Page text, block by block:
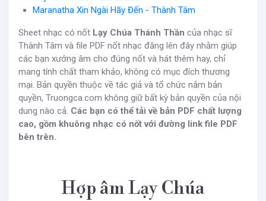
Maranatha Xin Ngài Hãy Đến - Thành Tâm
Sheet nhạc có nốt Lạy Chúa Thánh Thần của nhạc sĩ
Thành Tâm và file PDF nốt nhạc đăng lên đây nhằm giúp
các bạn xướng âm cho đúng nốt và hát thêm hay, chỉ
mang tính chất tham khảo, không có mục đích thương
mại. Bản quyền thuộc về tác giả và tổ chức nắm bản
quyền, Truongca.com không giữ bất kỳ bản quyền của nội
dung nào cả. Các bạn có thể tải về bản PDF chất lượng
cao, gồm khuông nhạc có nốt với đường link file PDF
bên trên.
Hợp âm Lạy Chúa